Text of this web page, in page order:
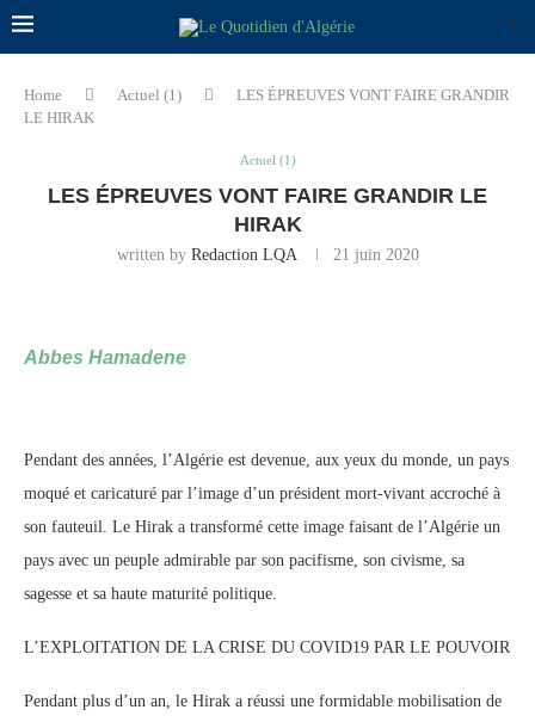
Home Actuel (1)
LES ÉPREUVES VONT FAIRE GRANDIR
LE HIRAK
Actuel (1)
LES ÉPREUVES VONT FAIRE GRANDIR LE
HIRAK
written by Redaction LQA 21 juin 2020
Abbes Hamadene
Pendant des années, l’Algérie est devenue, aux yeux du monde, un pays
moqué et caricaturé par l’image d’un président mort-vivant accroché à
son fauteuil. Le Hirak a transformé cette image faisant de l’Algérie un
pays avec un peuple admirable par son pacifisme, son civisme, sa
sagesse et sa haute maturité politique.
L’EXPLOITATION DE LA CRISE DU COVID19 PAR LE POUVOIR
Pendant plus d’un an, le Hirak a réussi une formidable mobilisation de